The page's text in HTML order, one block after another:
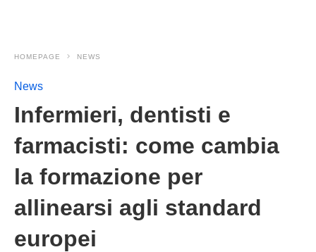
HOMEPAGE NEWS
News
Infermieri, dentisti e
farmacisti: come cambia
la formazione per
allinearsi agli standard
europei